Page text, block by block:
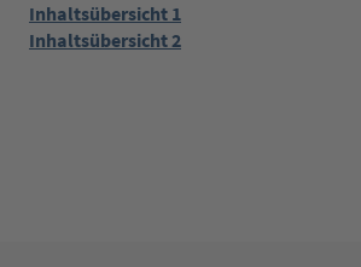
Inhaltsübersicht 1
Inhaltsübersicht 2